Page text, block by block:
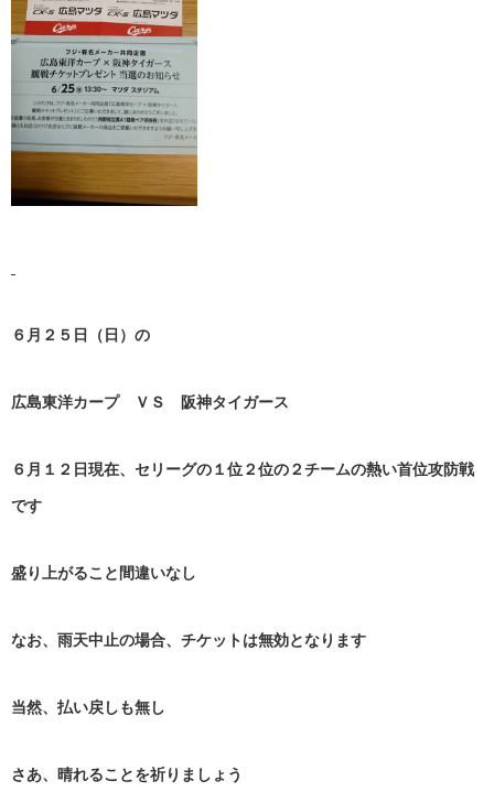
６月２５日（日）の
広島東洋カープ ＶＳ 阪神タイガース
６月１２日現在、セリーグの１位２位の２チームの熱い首位攻防戦
です
盛り上がること間違いなし
なお、雨天中止の場合、チケットは無効となります
当然、払い戻しも無し
さあ、晴れることを祈りましょう